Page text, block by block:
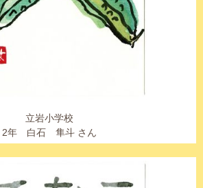
立岩小学校
2年 白石 隼斗 さん